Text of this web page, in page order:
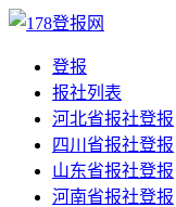
登报
报社列表
河北省报社登报
四川省报社登报
山东省报社登报
河南省报社登报